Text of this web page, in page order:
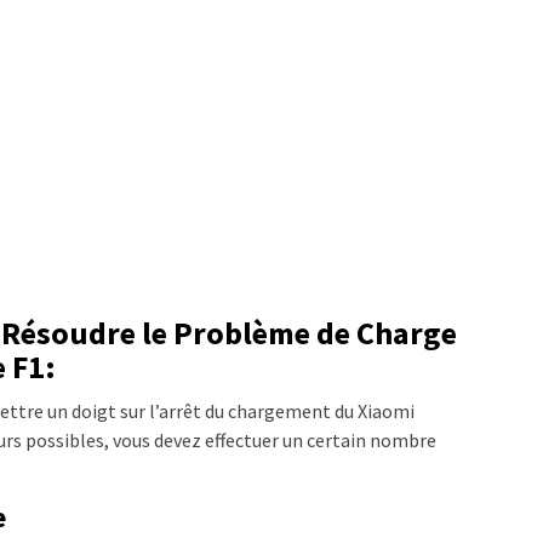
le Problème de Charge
F1:
un doigt sur l’arrêt du chargement du Xiaomi
possibles, vous devez effectuer un certain nombre